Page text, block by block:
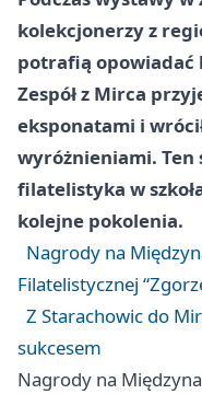
kolekcjonerzy z
potrafią opowiadać
Zespół z Mirca
eksponatami i
wyróżnieniami. Ten
filatelistyka w
kolejne pokolenia.
Nagrody na
Filatelistycznej
Z Starachowic do
sukcesem
Nagrody na